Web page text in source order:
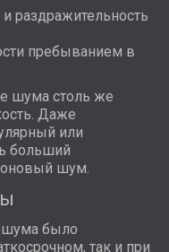
раздражительность
пребыванием в
шума столь же
Даже
или
больший
шум.
шума было
так и при